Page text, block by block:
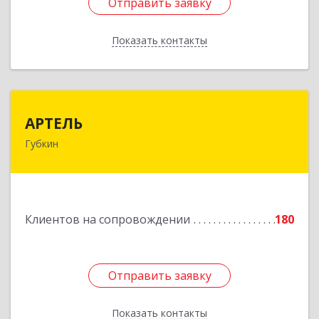
Показать контакты
Назад
АРТЕЛЬ
Губкин
Клиентов на сопровождении 180
Отправить заявку
Показать контакты
309181, Белгородская обл, Губкинский р-н,
Отправить заявку
Назад